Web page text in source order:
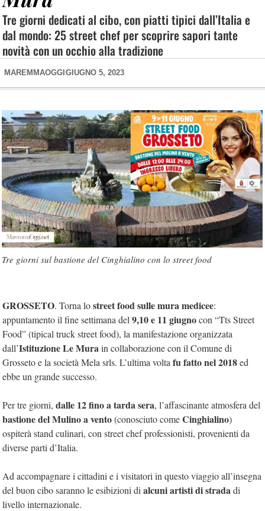
Tre giorni dedicati al cibo, con piatti tipici dall’Italia e
dal mondo: 25 street chef per scoprire sapori tante
novità con un occhio alla tradizione
MAREMMAOGGI GIUGNO 5, 2023
Tre giorni sul bastione del Cinghialino con lo street food
GROSSETO. Torna lostreet food sulle mura medicee:
appuntamento il fine settimana del 9,10 e 11 giugnocon “Tts Street
Food” (tipical truck street food), la manifestazione organizzata
dall’Istituzione Le Murain collaborazione con il Comune di
Grosseto e la società Mela srls. L’ultima volta fu fatto nel 2018ed
ebbe un grande successo.
Per tre giorni, dalle 12 fino a tarda sera, l’affascinante atmosfera del
bastione del Mulino a vento(conosciuto comeCinghialino)
ospiterà stand culinari, con street chef professionisti, provenienti da
diverse parti d’Italia.
Ad accompagnare i cittadini e i visitatori in questo viaggio all’insegna
del buon cibo saranno le esibizioni di alcuni artisti di stradadi
livello internazionale.